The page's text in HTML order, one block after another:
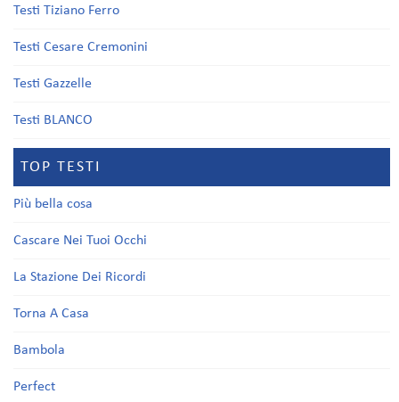
Testi Tiziano Ferro
Testi Cesare Cremonini
Testi Gazzelle
Testi BLANCO
TOP TESTI
Più bella cosa
Cascare Nei Tuoi Occhi
La Stazione Dei Ricordi
Torna A Casa
Bambola
Perfect